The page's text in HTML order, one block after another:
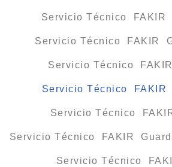
Servicio Técnico FAKIR
Servicio Técnico FAKIR
Servicio Técnico
Servicio Técnico FAKIR
Servicio Técnico
Servicio Técnico FAKIR
Servicio Técnico